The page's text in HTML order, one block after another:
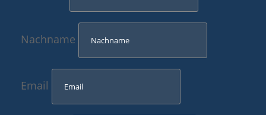
Nachname
Email